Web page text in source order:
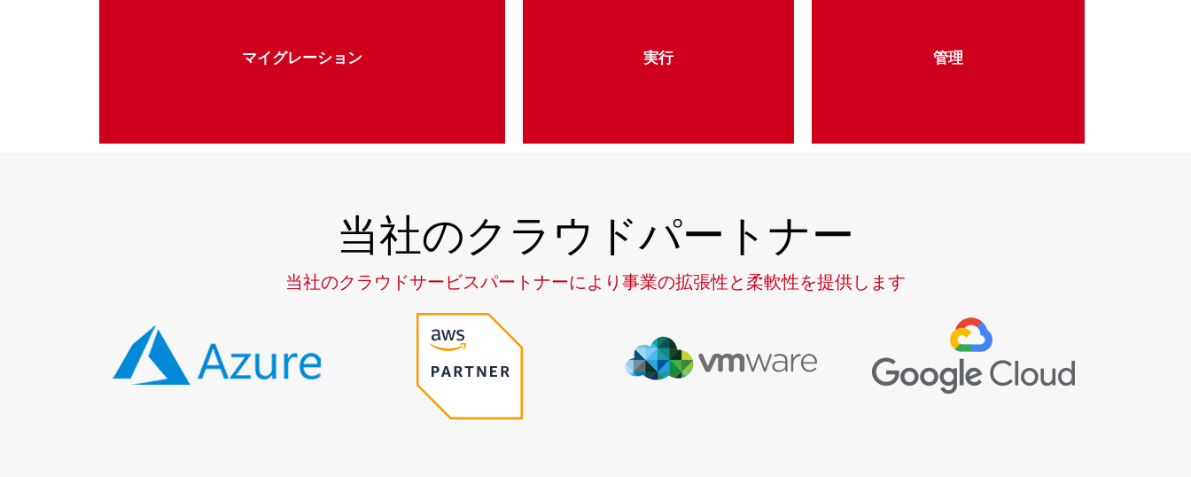
マイグレーション
マイグレーションファクトリーを設定して、ワークロードをクラウドへ移行し
実行 管理
当社のクラウドパートナー
当社のクラウドサービスパートナーにより事業の拡張性と柔軟性を提供します